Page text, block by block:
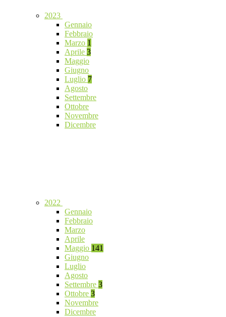
2023
Gennaio
Febbraio
Marzo 1
Aprile 3
Maggio
Giugno
Luglio 7
Agosto
Settembre
Ottobre
Novembre
Dicembre
2022
Gennaio
Febbraio
Marzo
Aprile
Maggio 141
Giugno
Luglio
Agosto
Settembre 3
Ottobre 3
Novembre
Dicembre